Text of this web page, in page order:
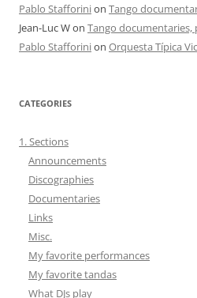
Pablo Stafforinion Tango
Jean-Luc Won Tango documentaries,
Pablo Stafforinion Orquesta Típica
CATEGORIES
1. Sections
Announcements
Discographies
Documentaries
Links
Misc.
My favorite performances
My favorite tandas
What DJs play